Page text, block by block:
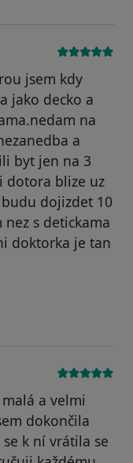
jsem kdy
jako decko a
na
a
byt jen na 3
dotora blize uz
dojizdet 10
s detickama
doktorka je tan
a velmi
dokončila
k ní vrátila se